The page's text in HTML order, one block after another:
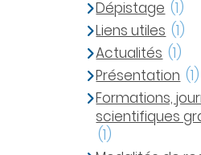
Dépistage (1)
Liens utiles (1)
Actualités (1)
Présentation (1)
Formations,
scientifiques
(1)